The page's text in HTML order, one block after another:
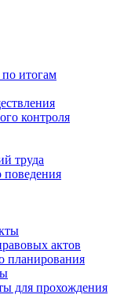
итогам
контроля
труда
поведения
актов
планирования
для прохождения